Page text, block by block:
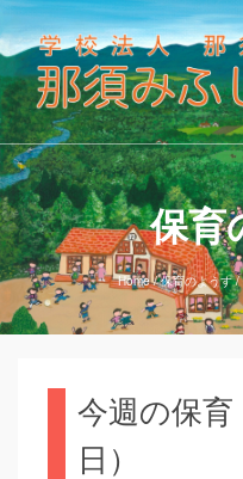
保育
Home / 保育のようす /
今週の保育
日）